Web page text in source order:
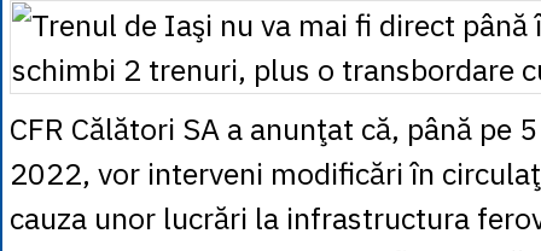
1 NZD = 2.6097
1 PLN= 1.1646
1 RSD
= 0.0425
1 RUB = 0.0530
1 TRY= 0.1141
1 UAH = 0.1048
1 XDR= 5.9383
1 ZAR= 0.2318
CFR Călători SA a anunţat că, până pe
2022, vor interveni modificări în
cauza unor lucrări la infrastructura